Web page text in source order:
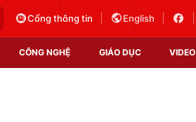
Cổng thông tin English
CÔNG NGHỆ GIÁO DỤC VIDEO